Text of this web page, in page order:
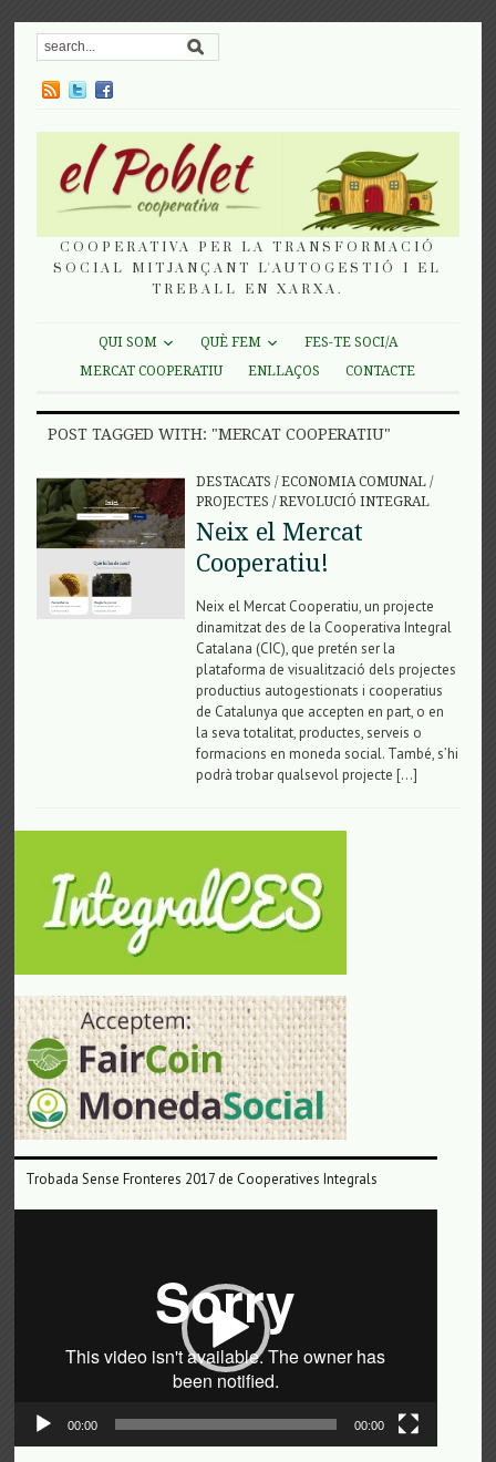
COOPERATIVA PER LA TRANSFORMACIÓ
SOCIAL MITJANÇANT L'AUTOGESTIÓ I EL
TREBALL EN XARXA.
QUI SOM QUÈ FEM
FES-TE SOCI/A
MERCAT COOPERATIU
ENLLAÇOS CONTACTE
POST TAGGED WITH: "MERCAT COOPERATIU"
DESTACATS /ECONOMIA COMUNAL/
PROJECTES /REVOLUCIÓ INTEGRAL
Neix el Mercat
Cooperatiu!
Neix el Mercat Cooperatiu, un projecte
dinamitzat des de la Cooperativa Integral
Catalana (CIC), que pretén ser la
plataforma de visualització dels projectes
productius autogestionats i cooperatius
de Catalunya que accepten en part, o en
la seva totalitat, productes, serveis o
formacions en moneda social. També, s’hi
podrà trobar qualsevol projecte […]
Trobada Sense Fronteres 2017 de Cooperatives Integrals
00:00 00:00